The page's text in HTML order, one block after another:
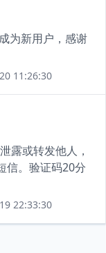
为新用户，感谢
11:26:30
露或转发他人，
信。验证码20分
22:33:30